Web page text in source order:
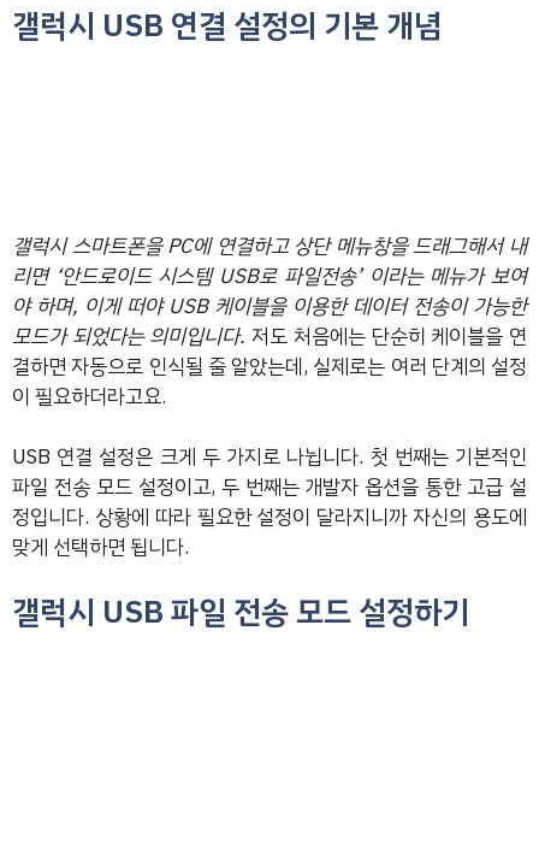
갤럭시 USB 연결 설정의 기본 개념
갤럭시 스마트폰을 PC에 연결하고 상단 메뉴창을 드래그해서 내
리면 ‘안드로이드 시스템 USB로 파일전송’ 이라는 메뉴가 보여
야 하며, 이게 떠야 USB 케이블을 이용한 데이터 전송이 가능한
모드가 되었다는 의미입니다. 저도 처음에는 단순히 케이블을 연
결하면 자동으로 인식될 줄 알았는데, 실제로는 여러 단계의 설정
이 필요하더라고요.
USB 연결 설정은 크게 두 가지로 나뉩니다. 첫 번째는 기본적인
파일 전송 모드 설정이고, 두 번째는 개발자 옵션을 통한 고급 설
정입니다. 상황에 따라 필요한 설정이 달라지니까 자신의 용도에
맞게 선택하면 됩니다.
갤럭시 USB 파일 전송 모드 설정하기